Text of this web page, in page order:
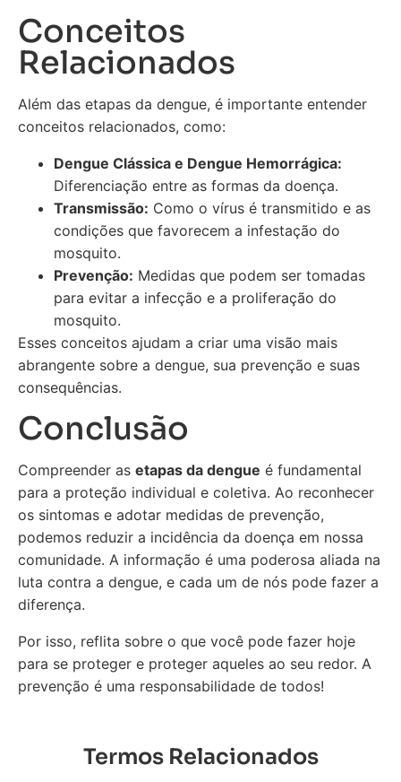
Conceitos
Relacionados
Além das etapas da dengue, é importante entender
conceitos relacionados, como:
Dengue Clássica e Dengue Hemorrágica:
Diferenciação entre as formas da doença.
Transmissão: Como o vírus é transmitido e as
condições que favorecem a infestação do
mosquito.
Prevenção: Medidas que podem ser tomadas
para evitar a infecção e a proliferação do
mosquito.
Esses conceitos ajudam a criar uma visão mais
abrangente sobre a dengue, sua prevenção e suas
consequências.
Conclusão
Compreender as etapas da dengue é fundamental
para a proteção individual e coletiva. Ao reconhecer
os sintomas e adotar medidas de prevenção,
podemos reduzir a incidência da doença em nossa
comunidade. A informação é uma poderosa aliada na
luta contra a dengue, e cada um de nós pode fazer a
diferença.
Por isso, reflita sobre o que você pode fazer hoje
para se proteger e proteger aqueles ao seu redor. A
prevenção é uma responsabilidade de todos!
Termos Relacionados